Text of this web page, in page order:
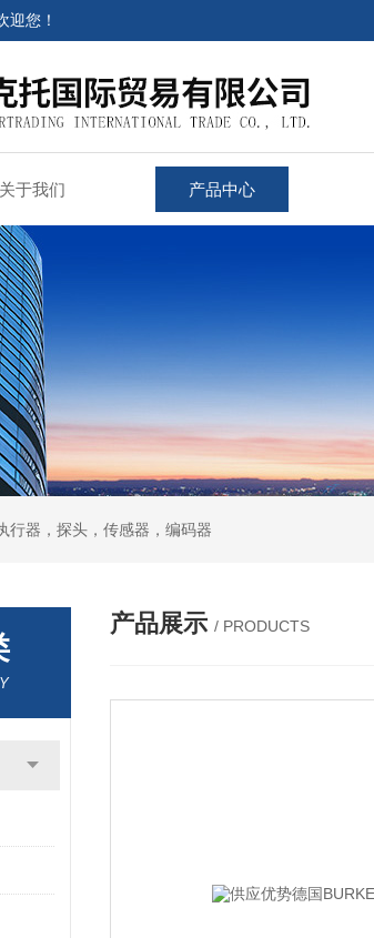
迎您！
关于我们 产品中心
行器，探头，传感器，编码器
产品展示 / PRODUCTS